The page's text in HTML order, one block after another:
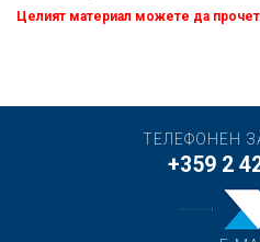
Целият материал можете да
ТЕЛЕФОНЕН
+359 2